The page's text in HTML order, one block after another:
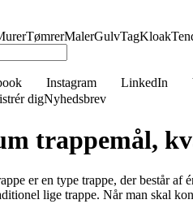
TømrerMalerGulvTagKloak
Instagram LinkedIn
digNyhedsbrev
trappemål,
er en type trappe, der består
lige trappe. Når man skal